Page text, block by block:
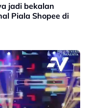
jadi bekalan
Piala Shopee di